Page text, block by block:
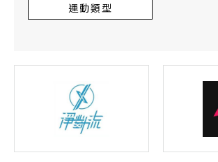
運動類型